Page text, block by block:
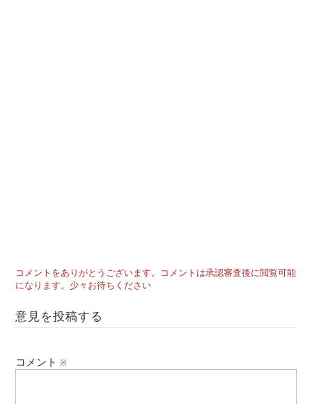
コメントをありがとうございます。コメントは承認審査後に閲覧可能
になります。少々お待ちください
意見を投稿する
コメント※